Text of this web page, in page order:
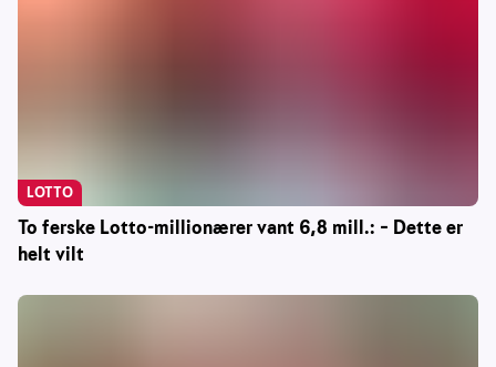
To ferske Lotto-millionærer vant 6,8 mill.: – Dette er
helt vilt
LOTTO